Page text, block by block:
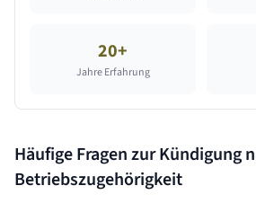
20+
Jahre Erfahrung
Häufige Fragen zur Kündigung
Betriebszugehörigkeit